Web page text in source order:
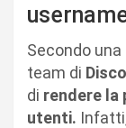
Secondo
team di
di rendere
utenti. Infatti,